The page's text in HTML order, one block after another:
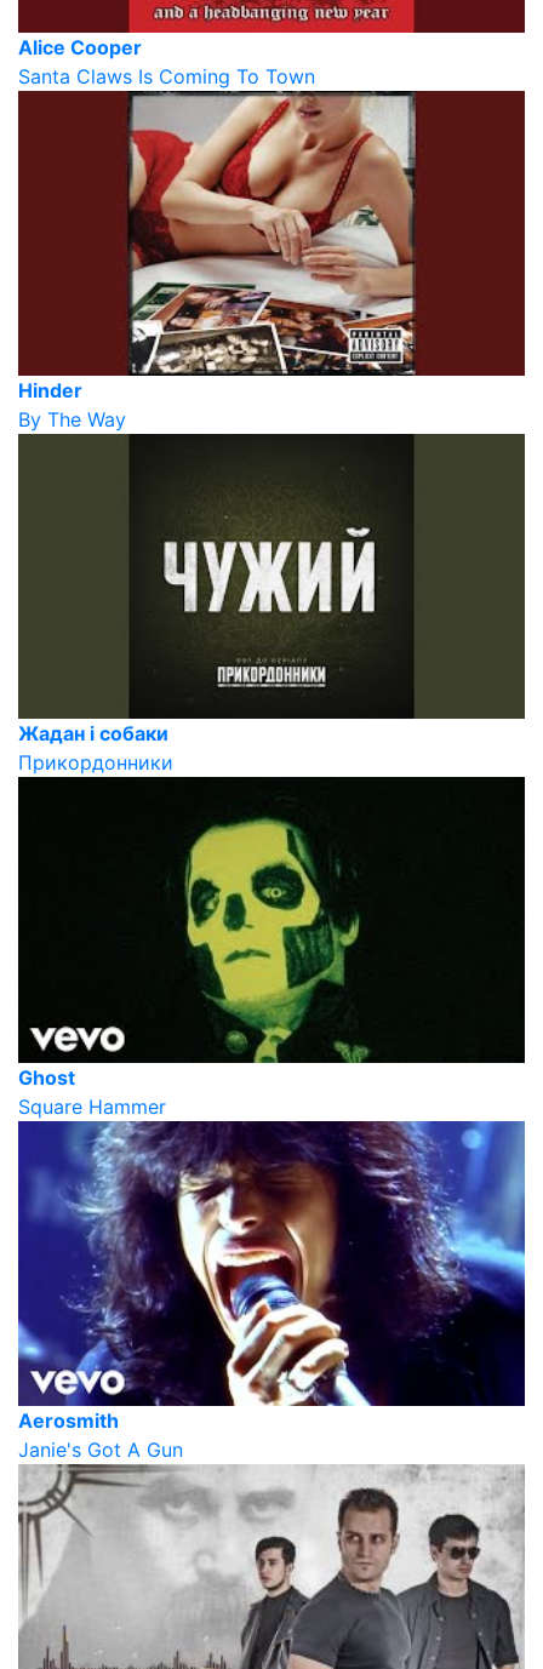
Alice Cooper
Santa Claws Is Coming To Town
Hinder
By The Way
Жадан і собаки
Прикордонники
Ghost
Square Hammer
Aerosmith
Janie's Got A Gun